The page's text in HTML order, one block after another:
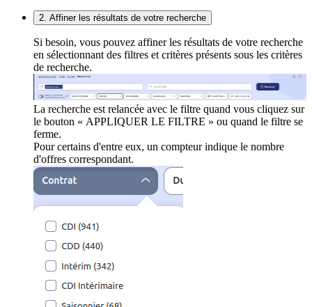
2. Affiner les résultats de votre recherche
Si besoin, vous pouvez affiner les résultats de votre recherche
en sélectionnant des filtres et critères présents sous les critères
de recherche.
La recherche est relancée avec le filtre quand vous cliquez sur
le bouton « APPLIQUER LE FILTRE » ou quand le filtre se
ferme.
Pour certains d'entre eux, un compteur indique le nombre
d'offres correspondant.